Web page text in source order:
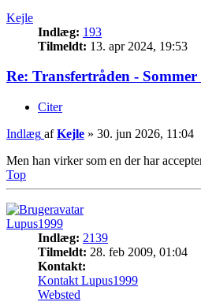
Kejle
Indlæg: 193
Tilmeldt: 13. apr 2024, 19:53
Re: Transfertråden - Sommer
Citer
Indlæg afKejle » 30. jun 2026, 11:04
Men han virker som en der har
Top
Lupus1999
Indlæg: 2139
Tilmeldt: 28. feb 2009, 01:04
Kontakt:
Kontakt Lupus1999
Websted